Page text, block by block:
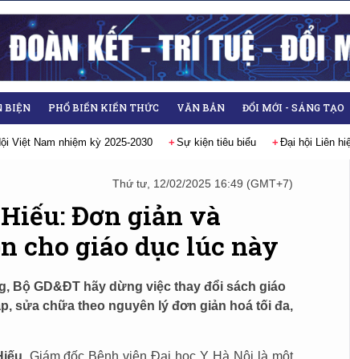
BIỆN PHỔ BIẾN KIẾN THỨC VĂN BẢN ĐỔI MỚI - SÁNG TẠO
kỳ 2025-2030 Sự kiện tiêu biểu Đại hội Liên hiệp các Hội
Thứ tư, 12/02/2025 16:49 (GMT+7)
Đơn giản và
cho giáo dục lúc này
Bộ GD&ĐT hãy dừng việc thay đổi sách giáo
sửa chữa theo nguyên lý đơn giản hoá tối đa,
, Giám đốc Bệnh viện Đại học Y Hà Nội là một